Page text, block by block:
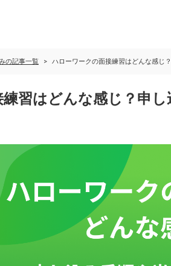
の記事一覧 ハローワークの面接練習はどんな感じ
習はどんな感じ？申